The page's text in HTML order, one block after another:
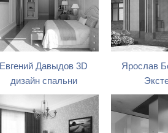
Евгений Давыдов 3D
дизайн спальни
Ярослав